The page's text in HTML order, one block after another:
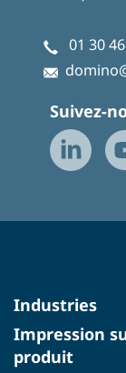
01 30
Suivez-
Industries
Impression
produit